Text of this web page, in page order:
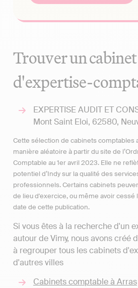
Trouver un cabinet
d'expertise-
EXPERTISE AUDIT ET
Mont Saint Eloi, 62580,
Cette sélection de cabinets comptables
manière aléatoire à partir du site de
Comptable au 1er avril 2023. Elle ne
potentiel d’Indy sur la qualité des
professionnels. Certains cabinets
de lieu d'exercice, ou même avoir cessé
date de cette publication.
Si vous êtes à la recherche d'un
autour de Vimy, nous avons créé
à regrouper tous les cabinets
d'autres villes
Cabinets comptable à Arras